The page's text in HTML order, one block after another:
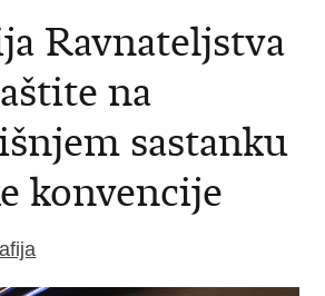
Ravnateljstva
na
sastanku
konvencije